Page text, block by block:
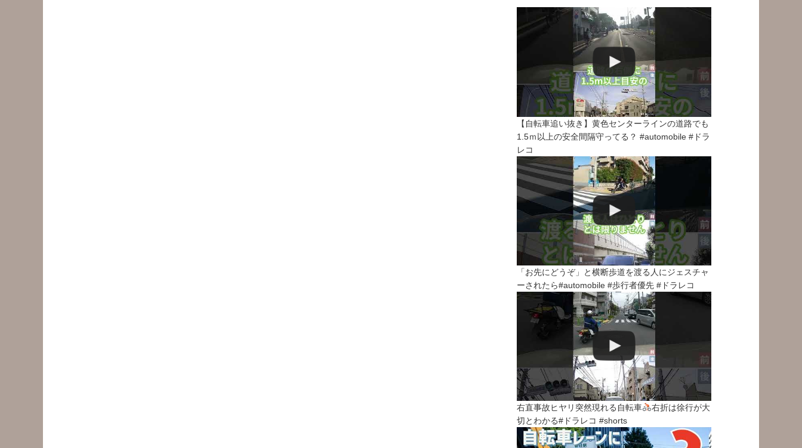
【自転車追い抜き】黄色センターラインの道路でも
1.5ｍ以上の安全間隔守ってる？ #automobile #ドラ
レコ
「お先にどうぞ」と横断歩道を渡る人にジェスチャ
ーされたら#automobile #歩行者優先 #ドラレコ
右直事故ヒヤリ突然現れる自転車
右折は徐行が大
切とわかる#ドラレコ #shorts